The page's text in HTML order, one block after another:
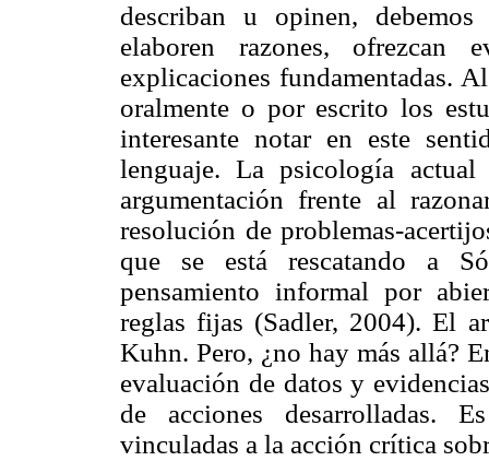
describan u opinen,
elaboren razones, ofrezcan
explicaciones fundamentadas.
oralmente o por escrito los
interesante notar en este
lenguaje. La psicología
argumentación frente al
resolución de problemas-
que se está rescatando a
pensamiento informal por
reglas fijas (Sadler, 2004). El
Kuhn. Pero, ¿no hay más allá?
evaluación de datos y
de acciones desarrolladas.
vinculadas a la acción crítica